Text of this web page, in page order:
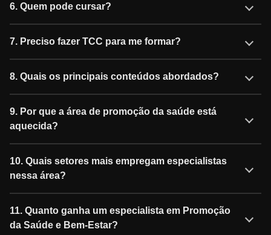
6. Quem pode cursar?
7. Preciso fazer TCC para me formar?
8. Quais os principais conteúdos abordados?
9. Por que a área de promoção da saúde está
aquecida?
10. Quais setores mais empregam especialistas
nessa área?
11. Quanto ganha um especialista em Promoção
da Saúde e Bem-Estar?